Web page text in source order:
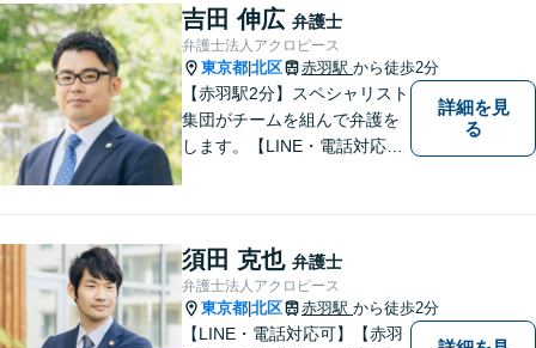
護をします。他士業との連携
あり【初回面談無料】
吉田 伸広 弁護士
弁護士法人アクロピース
東京都 北区 赤羽駅 から徒歩2分
【赤羽駅2分】スペシャリスト
集団がチームを組んで弁護を
します。【LINE・電話対応
スはあなたの味方です！他士
業との連携あり。
詳細を見
る
須田 克也 弁護士
弁護士法人アクロピース
東京都 北区 赤羽駅 から徒歩2分
【LINE・電話対応可】【赤羽